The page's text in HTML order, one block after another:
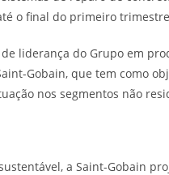
o final do primeiro
liderança do Grupo em
Gobain, que tem como
nos segmentos não
a Saint-Gobain